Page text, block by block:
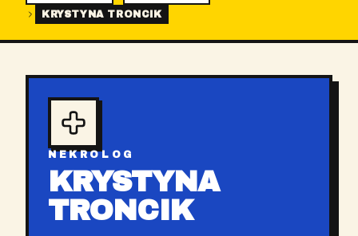
KRYSTYNA TRONCIK
NEKROLOG
KRYSTYNA
TRONCIK